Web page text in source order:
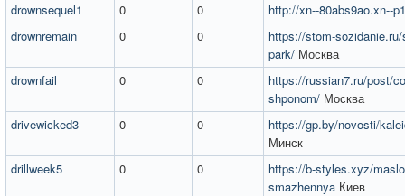
drownsequel1
0 0
http://xn--80abs9ao.xn--
drownremain
0 0
https://stom-
park/ Москва
drownfail
0 0
https://russian7.ru/post/
shponom/ Москва
drivewicked3
0 0
https://gp.by/novosti/
Минск
drillweek5
0 0
https://b-styles.xyz/
smazhennya Киев